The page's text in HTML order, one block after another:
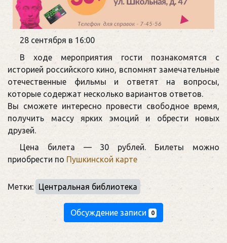
28 сентября в 16:00
В ходе мероприятия гости познакомятся с
историей российского кино, вспомнят замечательные
отечественные фильмы и ответят на вопросы,
которые содержат несколько вариантов ответов.
Вы сможете интересно провести свободное время,
получить массу ярких эмоций и обрести новых
друзей.
Цена билета — 30 рублей. Билеты можно
приобрести по Пушкинской карте
Метки: Центральная библиотека
Обсуждение записи 0